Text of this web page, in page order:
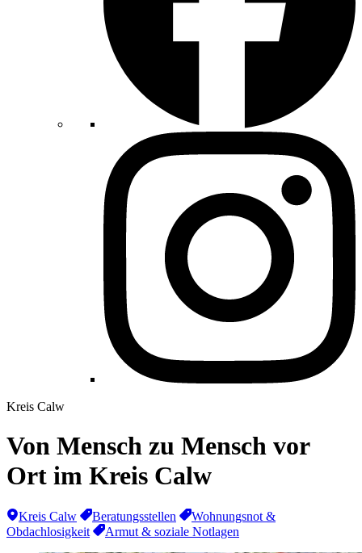
Kreis Calw
Von Mensch zu Mensch vor
Ort im Kreis Calw
Kreis Calw Beratungsstellen
Wohnungsnot &
Obdachlosigkeit
Armut & soziale Notlagen